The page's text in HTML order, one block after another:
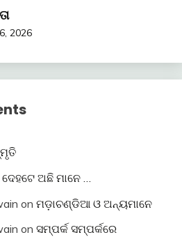
2026
ଦେହଟେ ଅଛି ମାନେ …
on ମଡ଼ାଚଣ୍ଡିଆ ଓ ଅନ୍ୟମାନେ
on ସମ୍ପର୍କ ସମ୍ପର୍କରେ